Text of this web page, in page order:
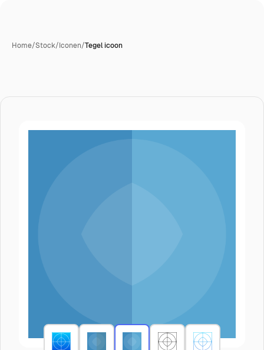
Home/Stock/Iconen/Tegel icoon